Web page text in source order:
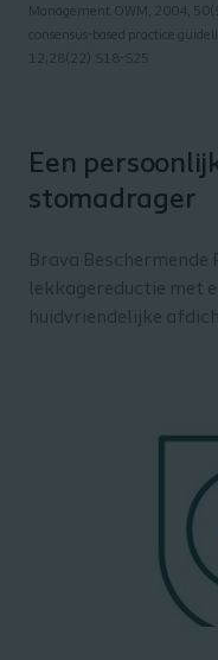
Management. OWM, 2004,
consensus-based practice
12;28(22):S18-S25
Een
stomadrager
Brava Beschermende
lekkagereductie met
huidvriendelijke